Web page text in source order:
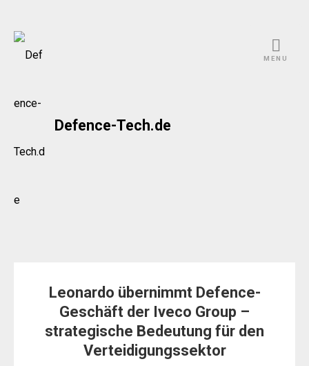
Skip
Defence-Tech.de
MENU
Leonardo übernimmt Defence-
Geschäft der Iveco Group –
strategische Bedeutung für den
Verteidigungssektor